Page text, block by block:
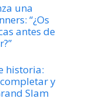
una
“¿Os
antes de
historia:
y
Slam